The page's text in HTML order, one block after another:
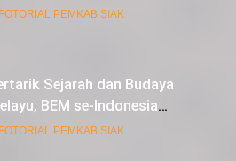
PEMKAB SIAK
Sejarah dan Budaya
BEM se-Indonesia
ke Kabupaten Siak
PEMKAB SIAK